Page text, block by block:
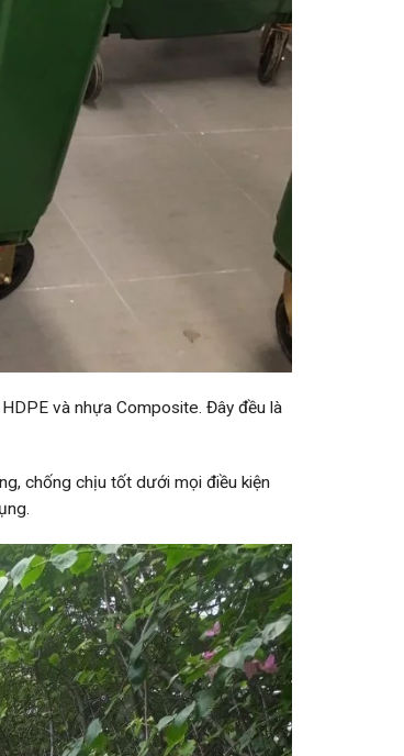
và nhựa Composite. Đây đều là
chống chịu tốt dưới mọi điều kiện